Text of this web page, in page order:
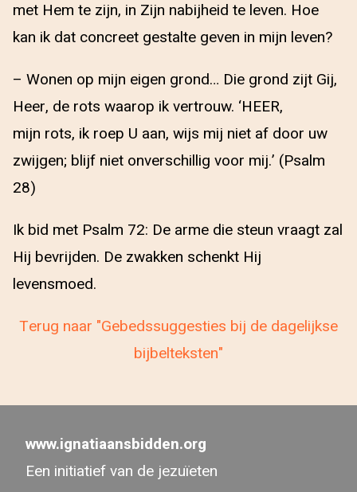
met Hem te zijn, in Zijn nabijheid te leven. Hoe
kan ik dat concreet gestalte geven in mijn leven?
– Wonen op mijn eigen grond… Die grond zijt Gij,
Heer, de rots waarop ik vertrouw. ‘HEER,
mijn rots, ik roep U aan, wijs mij niet af door uw
zwijgen; blijf niet onverschillig voor mij.’ (Psalm
28)
Ik bid met Psalm 72: De arme die steun vraagt zal
Hij bevrijden. De zwakken schenkt Hij
levensmoed.
Terug naar "Gebedssuggesties bij de dagelijkse
bijbelteksten"
www.ignatiaansbidden.org
Een initiatief van de jezuïeten